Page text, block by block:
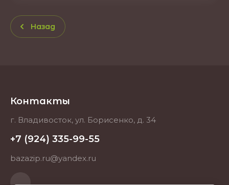
Назад
Контакты
г. Владивосток, ул. Борисенко, д. 34
+7 (924) 335-99-55
bazazip.ru@yandex.ru